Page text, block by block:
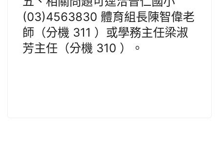
(03)4563830 體育組長陳智偉老
師（分機 311 ）或學務主任梁淑
芳主任（分機 310 ）。